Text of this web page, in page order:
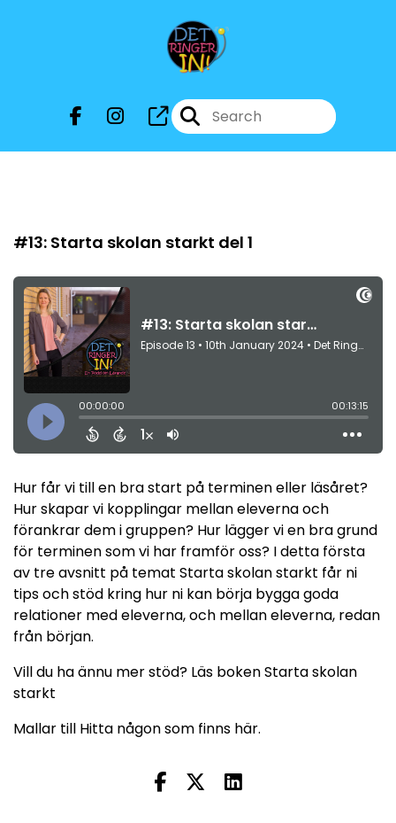
#13: Starta skolan starkt del 1
Hur får vi till en bra start på terminen eller läsåret?
Hur skapar vi kopplingar mellan eleverna och
förankrar dem i gruppen? Hur lägger vi en bra grund
för terminen som vi har framför oss? I detta första
av tre avsnitt på temat Starta skolan starkt får ni
tips och stöd kring hur ni kan börja bygga goda
relationer med eleverna, och mellan eleverna, redan
från början.
Vill du ha ännu mer stöd? Läs bokenStarta skolan
starkt
Mallar till Hitta någon som finns här.